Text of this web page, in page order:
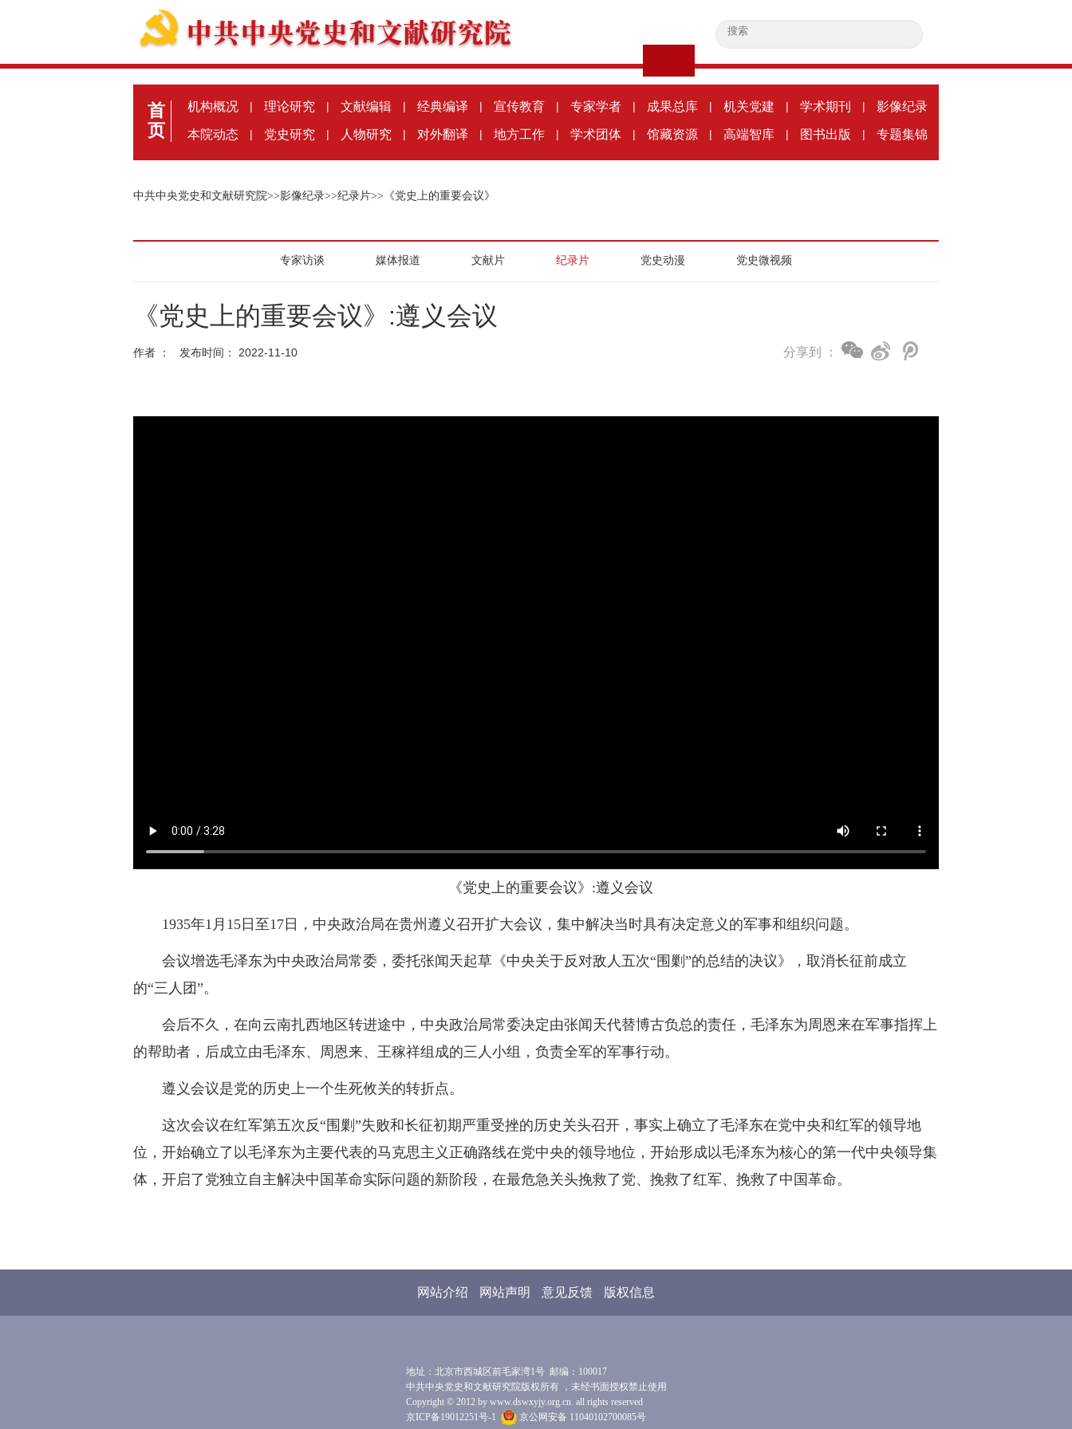
首
页
机构概况 | 理论研究 | 文献编辑 | 经典编译 | 宣传教育 | 专家学者 | 成果总库 | 机关党建 | 学术期刊 | 影像纪录
本院动态 | 党史研究 | 人物研究 | 对外翻译 | 地方工作 | 学术团体 | 馆藏资源 | 高端智库 | 图书出版 | 专题集锦
中共中央党史和文献研究院>>影像纪录>>纪录片>> 《党史上的重要会议》
专家访谈 媒体报道 文献片 纪录片 党史动漫 党史微视频
《党史上的重要会议》:遵义会议
作者 ： 发布时间： 2022-11-10 分享到 ：
《党史上的重要会议》:遵义会议
1935年1月15日至17日，中央政治局在贵州遵义召开扩大会议，集中解决当时具有决定意义的军事和组织问题。
会议增选毛泽东为中央政治局常委，委托张闻天起草《中央关于反对敌人五次“围剿”的总结的决议》，取消长征前成立
的“三人团”。
会后不久，在向云南扎西地区转进途中，中央政治局常委决定由张闻天代替博古负总的责任，毛泽东为周恩来在军事指挥上
的帮助者，后成立由毛泽东、周恩来、王稼祥组成的三人小组，负责全军的军事行动。
遵义会议是党的历史上一个生死攸关的转折点。
这次会议在红军第五次反“围剿”失败和长征初期严重受挫的历史关头召开，事实上确立了毛泽东在党中央和红军的领导地
位，开始确立了以毛泽东为主要代表的马克思主义正确路线在党中央的领导地位，开始形成以毛泽东为核心的第一代中央领导集
体，开启了党独立自主解决中国革命实际问题的新阶段，在最危急关头挽救了党、挽救了红军、挽救了中国革命。
网站介绍 网站声明 意见反馈 版权信息
地址：北京市西城区前毛家湾1号 邮编：100017
中共中央党史和文献研究院版权所有 ，未经书面授权禁止使用
Copyright © 2012 by www.dswxyjy.org.cn. all rights reserved
京ICP备19012251号-1
京公网安备 11040102700085号